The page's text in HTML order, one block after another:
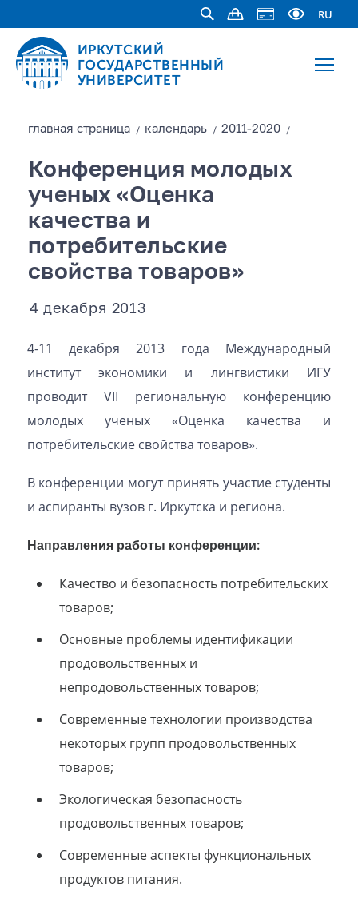
RU
ИРКУТСКИЙ
ГОСУДАРСТВЕННЫЙ
УНИВЕРСИТЕТ
главная страницa / календарь / 2011-2020 /
Конференция молодых
ученых «Оценка
качества и
потребительские
свойства товаров»
4 декабря 2013
4-11 декабря 2013 года Международный
институт экономики и лингвистики ИГУ
проводит VII региональную конференцию
молодых ученых «Оценка качества и
потребительские свойства товаров».
В конференции могут принять участие студенты
и аспиранты вузов г. Иркутска и региона.
Направления работы конференции:
Качество и безопасность потребительских
товаров;
Основные проблемы идентификации
продовольственных и
непродовольственных товаров;
Современные технологии производства
некоторых групп продовольственных
товаров;
Экологическая безопасность
продовольственных товаров;
Современные аспекты функциональных
продуктов питания.